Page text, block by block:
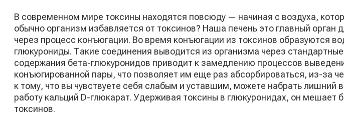
В современном мире токсины находятся повсюду — начиная с воздуха,
обычно организм избавляется от токсинов? Наша печень это главный
через процесс конъюгации. Во время конъюгации из токсинов образуются
глюкурониды. Такие соединения выводится из организма через
содержания бета-глюкуронидов приводит к замедлению процессов
конъюгированной пары, что позволяет им еще раз абсорбироваться, из-за
к тому, что вы чувствуете себя слабым и уставшим, можете набрать лишний
работу кальций D-глюкарат. Удерживая токсины в глюкуронидах, он
токсинов.